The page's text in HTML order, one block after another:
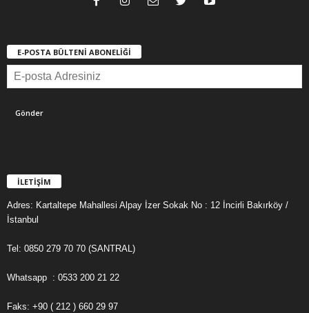
E-POSTA BÜLTENİ ABONELİĞİ
İLETİŞİM
Adres: Kartaltepe Mahallesi Alpay İzer Sokak No : 12 İncirli Bakırköy /
İstanbul
Tel: 0850 279 70 70 (SANTRAL)
Whatsapp : 0533 200 21 22
Faks: +90 ( 212 ) 660 29 97